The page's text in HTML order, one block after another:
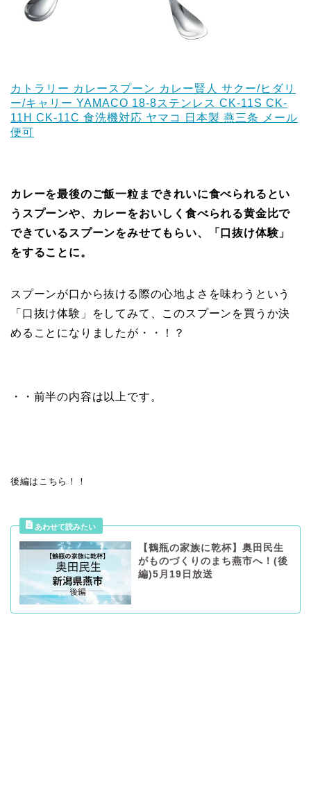
カトラリー カレースプーン カレー賢人 サクー/ヒダリ
ー/キャリー YAMACO 18-8ステンレス CK-11S CK-
11H CK-11C 食洗機対応 ヤマコ 日本製 燕三条 メール
便可
カレーを最後のご飯一粒まできれいに食べられるとい
うスプーンや、カレーをおいしく食べられる黄金比で
できているスプーンをみせてもらい、「口抜け体験」
をすることに。
スプーンが口から抜ける際の心地よさを味わうという
「口抜け体験」をしてみて、このスプーンを買うか決
めることになりましたが・・！？
・・前半の内容は以上です。
後編はこちら！！
【鶴瓶の家族に乾杯】奥田民生
がものづくりのまち燕市へ！(後
編)5月19日放送